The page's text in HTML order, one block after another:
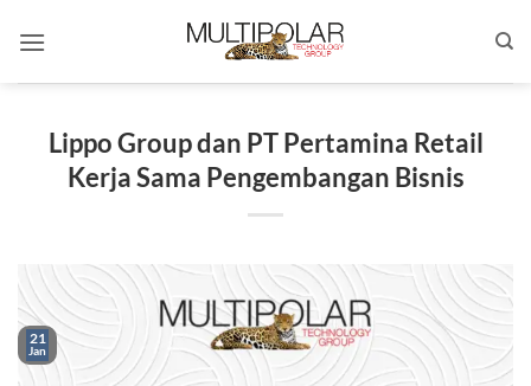
Lippo Group dan PT Pertamina Retail
Kerja Sama Pengembangan Bisnis
21
Jan